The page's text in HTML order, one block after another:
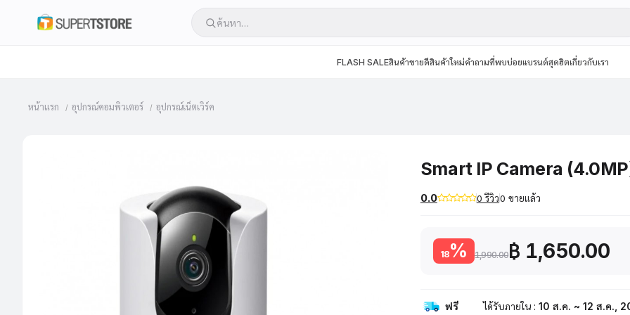
FLASH SALEสินค้าขายดีสินค้าใหม่คำถามที่พบบ่อยแบรนด์สุดฮิตเกี่ยวกับเรา
หน้าแรก อุปกรณ์คอมพิวเตอร์ อุปกรณ์เน็ตเวิร์ค
Smart IP Camera
0.0 0 รีวิว0 ขายแล้ว
18% 1,990.00฿ 1,650.00
ฟรี ได้รับภายใน : 10 ส.ค. ~ 12 ส.ค.,